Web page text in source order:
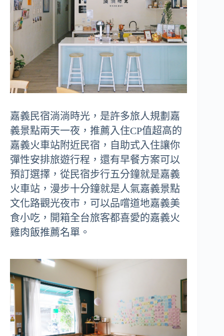
嘉義民宿淌淌時光，是許多旅人規劃嘉
義景點兩天一夜，推薦入住CP值超高的
嘉義火車站附近民宿，自助式入住讓你
彈性安排旅遊行程，還有早餐方案可以
預訂選擇，從民宿步行五分鐘就是嘉義
火車站，漫步十分鐘就是人氣嘉義景點
文化路觀光夜市，可以品嚐道地嘉義美
食小吃，開箱全台旅客都喜愛的嘉義火
雞肉飯推薦名單。